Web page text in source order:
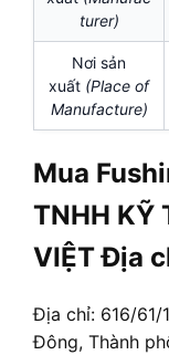
turer)
Nơi sản
xuất (Place of
Manufacture)
Mua
TNHH KỸ
VIỆT Địa
Địa chỉ: 616/61/
Đông, Thành